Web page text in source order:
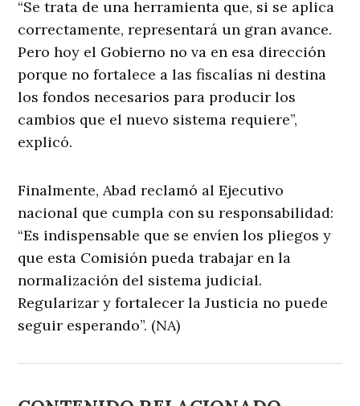
“Se trata de una herramienta que, si se aplica
correctamente, representará un gran avance.
Pero hoy el Gobierno no va en esa dirección
porque no fortalece a las fiscalías ni destina
los fondos necesarios para producir los
cambios que el nuevo sistema requiere”,
explicó.
Finalmente, Abad reclamó al Ejecutivo
nacional que cumpla con su responsabilidad:
“Es indispensable que se envíen los pliegos y
que esta Comisión pueda trabajar en la
normalización del sistema judicial.
Regularizar y fortalecer la Justicia no puede
seguir esperando”. (NA)